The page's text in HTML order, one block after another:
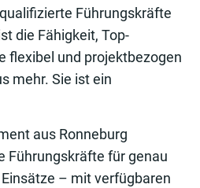
Führungskräfte
die Fähigkeit, Top-
flexibel und projektbezogen
mehr. Sie ist ein
aus Ronneburg
Führungskräfte für genau
– mit verfügbaren